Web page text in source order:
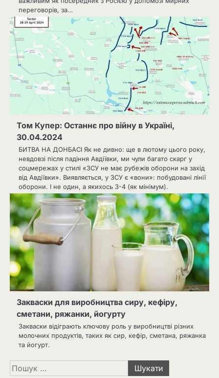
переговорів, за…
Том Купер: Останнє про війну в Україні,
30.04.2024
БИТВА НА ДОНБАСІ Як не дивно: ще в лютому цього року,
невдовзі після падіння Авдіївки, ми чули багато скарг у
соцмережах у стилі «ЗСУ не має рубежів оборони на захід
від Авдіївки». Виявляється, у ЗСУ є «вони»: побудовані лінії
оборони. І не один, а якихось 3-4 (як мінімум).
Закваски для виробництва сиру, кефіру,
сметани, ряжанки, йогурту
Закваски відіграють ключову роль у виробництві різних
молочних продуктів, таких як сир, кефір, сметана, ряжанка
та йогурт.
Пошук: